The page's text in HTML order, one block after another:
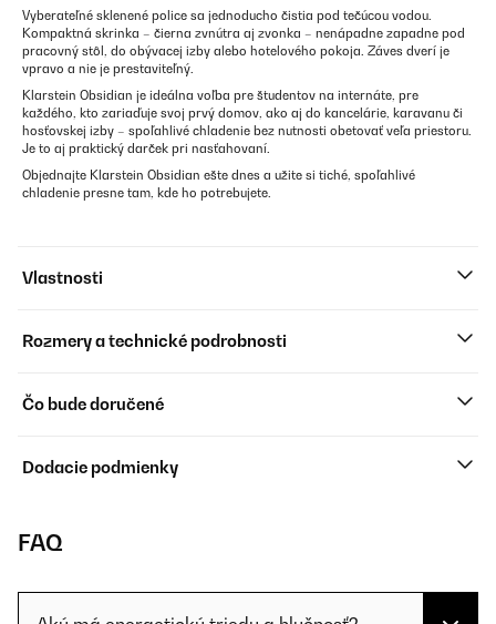
Vyberateľné sklenené police sa jednoducho čistia pod tečúcou vodou.
Kompaktná skrinka – čierna zvnútra aj zvonka – nenápadne zapadne pod
pracovný stôl, do obývacej izby alebo hotelového pokoja. Záves dverí je
vpravo a nie je prestaviteľný.
Klarstein Obsidian je ideálna voľba pre študentov na internáte, pre
každého, kto zariaďuje svoj prvý domov, ako aj do kancelárie, karavanu či
hosťovskej izby – spoľahlivé chladenie bez nutnosti obetovať veľa priestoru.
Je to aj praktický darček pri nasťahovaní.
Objednajte Klarstein Obsidian ešte dnes a užite si tiché, spoľahlivé
chladenie presne tam, kde ho potrebujete.
Vlastnosti
Rozmery a technické podrobnosti
Čo bude doručené
Dodacie podmienky
FAQ